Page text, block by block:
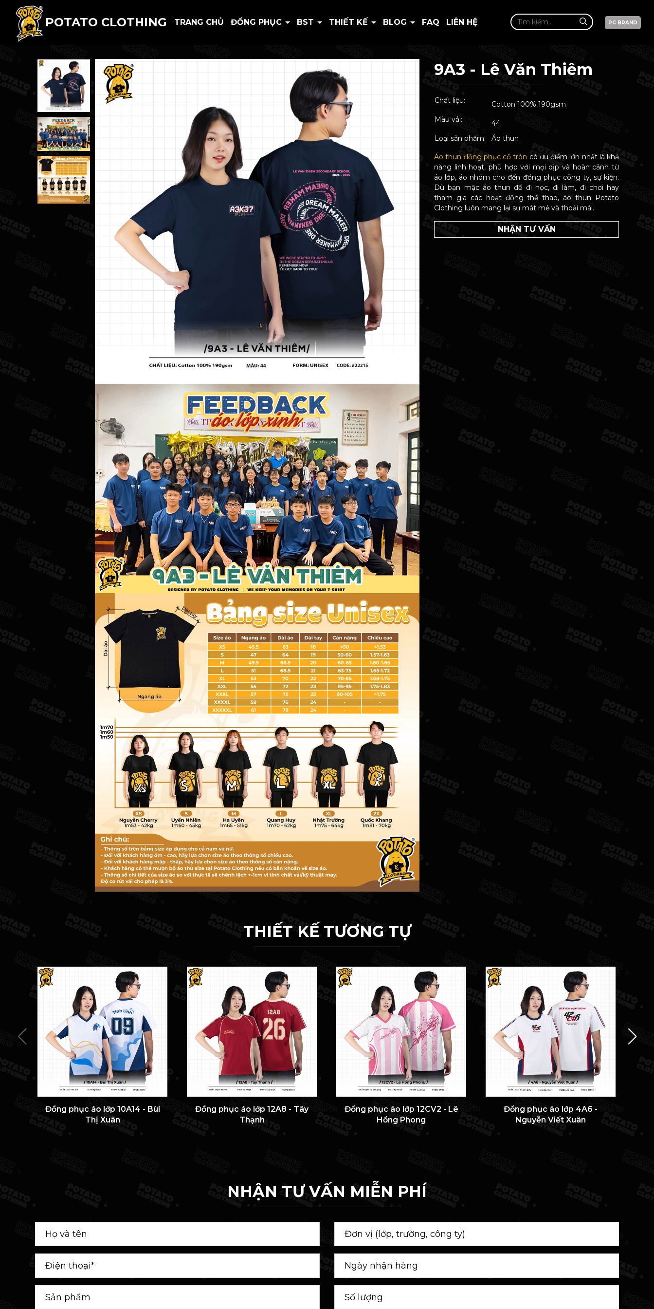
POTATO CLOTHING TRANG CHỦ ĐỒNG PHỤC BST THIẾT KẾ BLOG FAQ LIÊN HỆ PC BRAND
9A3 - Lê Văn Thiêm
Chất liệu:
Cotton 100% 190gsm
Màu vải:
44
Loại sản phẩm:
Áo thun
Áo thun đồng phục cổ tròn có ưu điểm lớn nhất là khả
năng linh hoạt, phù hợp với mọi dịp và hoàn cảnh từ
áo lớp, áo nhóm cho đến đồng phục công ty, sự kiện.
Dù bạn mặc áo thun để đi học, đi làm, đi chơi hay
tham gia các hoạt động thể thao, áo thun Potato
Clothing luôn mang lại sự mát mẻ và thoải mái.
NHẬN TƯ VẤN
THIẾT KẾ TƯƠNG TỰ
Đồng phục áo lớp 10A14 - Bùi
Thị Xuân
Đồng phục áo lớp 12A8 - Tây
Thạnh
Đồng phục áo lớp 12CV2 - Lê
Hồng Phong
Đồng phục áo lớp 4A6 -
Nguyễn Viết Xuân
NHẬN TƯ VẤN MIỄN PHÍ